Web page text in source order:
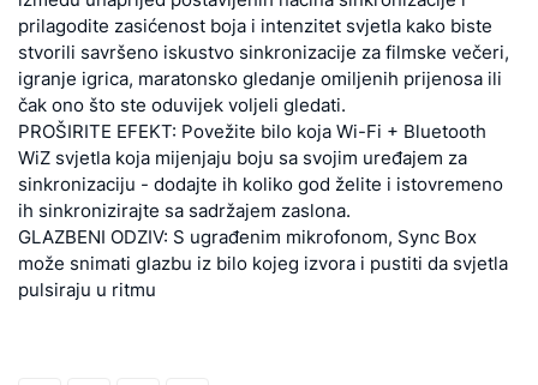
prilagodite zasićenost boja i intenzitet svjetla kako biste
stvorili savršeno iskustvo sinkronizacije za filmske večeri,
igranje igrica, maratonsko gledanje omiljenih prijenosa ili
čak ono što ste oduvijek voljeli gledati.
PROŠIRITE EFEKT: Povežite bilo koja Wi-Fi + Bluetooth
WiZ svjetla koja mijenjaju boju sa svojim uređajem za
sinkronizaciju - dodajte ih koliko god želite i istovremeno
ih sinkronizirajte sa sadržajem zaslona.
GLAZBENI ODZIV: S ugrađenim mikrofonom, Sync Box
može snimati glazbu iz bilo kojeg izvora i pustiti da svjetla
pulsiraju u ritmu